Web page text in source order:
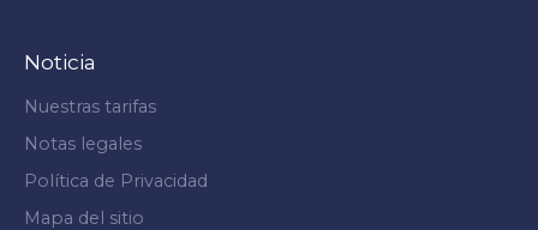
Noticia
Nuestras tarifas
Notas legales
Política de Privacidad
Mapa del sitio